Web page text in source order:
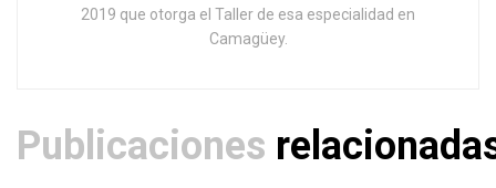
2019 que otorga el Taller de esa especialidad en
Camagüey.
Publicaciones